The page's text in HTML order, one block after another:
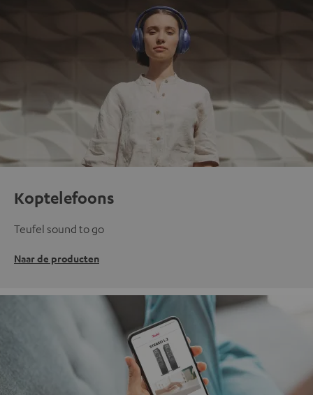
Koptelefoons
Teufel sound to go
Naar de producten